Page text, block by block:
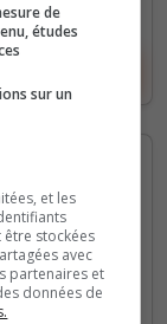
de
études
sur un
et les
stockées
avec
partenaires et
données de